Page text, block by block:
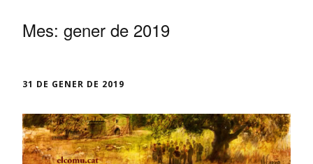
Mes: gener de 2019
31 DE GENER DE 2019